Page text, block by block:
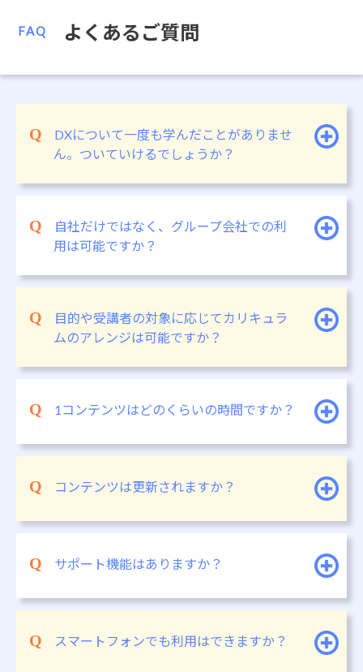
FAQ よくあるご質問
DXについて一度も学んだことがありませ
ん。ついていけるでしょうか？
自社だけではなく、グループ会社での利
用は可能ですか？
目的や受講者の対象に応じてカリキュラ
ムのアレンジは可能ですか？
1コンテンツはどのくらいの時間ですか？
コンテンツは更新されますか？
サポート機能はありますか？
スマートフォンでも利用はできますか？